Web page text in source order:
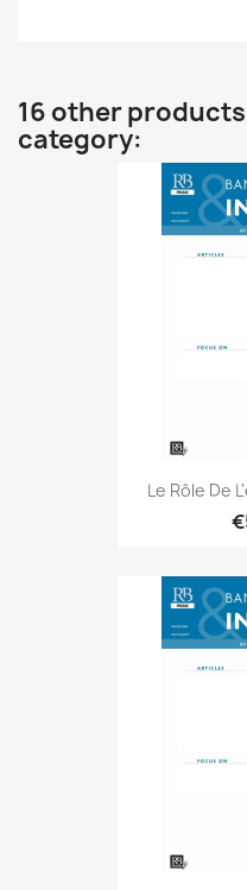
16 other
category:
Le Rôle De